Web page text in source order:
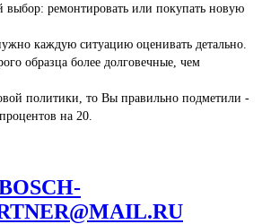
ремонтировать или покупать новую
каждую ситуацию оценивать детально.
образца более долговечные, чем
политики, то Вы правильно подметили -
на 20.